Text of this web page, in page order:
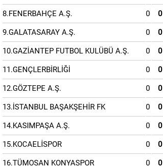
8.FENERBAHÇE A.Ş. 0 0
9.GALATASARAY A.Ş. 0 0
10.GAZİANTEP FUTBOL KULÜBÜ A.Ş. 0 0
11.GENÇLERBİRLİĞİ 0 0
12.GÖZTEPE A.Ş. 0 0
13.İSTANBUL BAŞAKŞEHİR FK 0 0
14.KASIMPAŞA A.Ş. 0 0
15.KOCAELİSPOR 0 0
16.TÜMOSAN KONYASPOR 0 0